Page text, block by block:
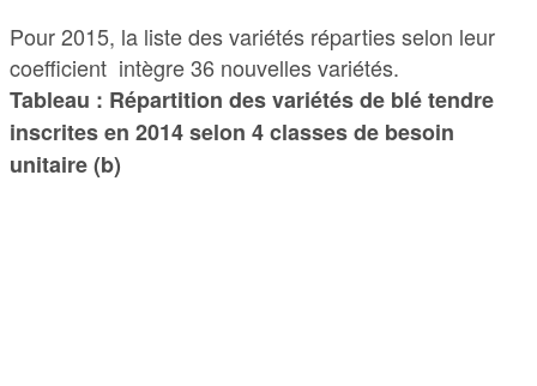
Pour 2015, la liste des variétés réparties selon leur
coefficient intègre 36 nouvelles variétés.
Tableau : Répartition des variétés de blé tendre
inscrites en 2014 selon 4 classes de besoin
unitaire (b)